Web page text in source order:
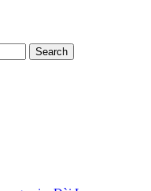
Search